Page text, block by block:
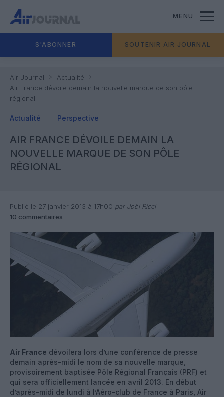
MENU
S'ABONNER SOUTENIR AIR JOURNAL
Air Journal
Actualité
Air France dévoile demain la nouvelle marque de son pôle
régional
Actualité Perspective
AIR FRANCE DÉVOILE DEMAIN LA
NOUVELLE MARQUE DE SON PÔLE
RÉGIONAL
Publié le 27 janvier 2013 à 17h00 par Joël Ricci
10 commentaires
Air France dévoilera lors d’une conférence de presse
demain après-midi le nom de sa nouvelle marque,
provisoirement baptisée Pôle Régional Français (PRF) et
qui sera officiellement lancée en avril 2013. En début
d’après-midi de lundi à l’Aéro-club de France à Paris, Air